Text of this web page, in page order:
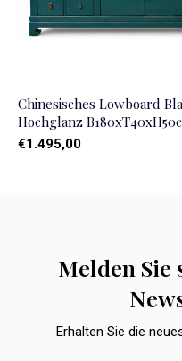
Chinesisches Lowboard
Hochglanz
€1.495,00
Melden Sie
Erhalten Sie die